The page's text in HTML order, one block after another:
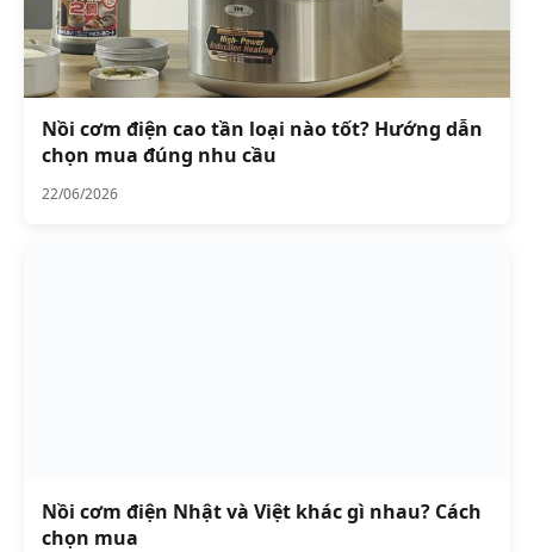
Nồi cơm điện cao tần loại nào tốt? Hướng dẫn
chọn mua đúng nhu cầu
22/06/2026
Nồi cơm điện Nhật và Việt khác gì nhau? Cách
chọn mua